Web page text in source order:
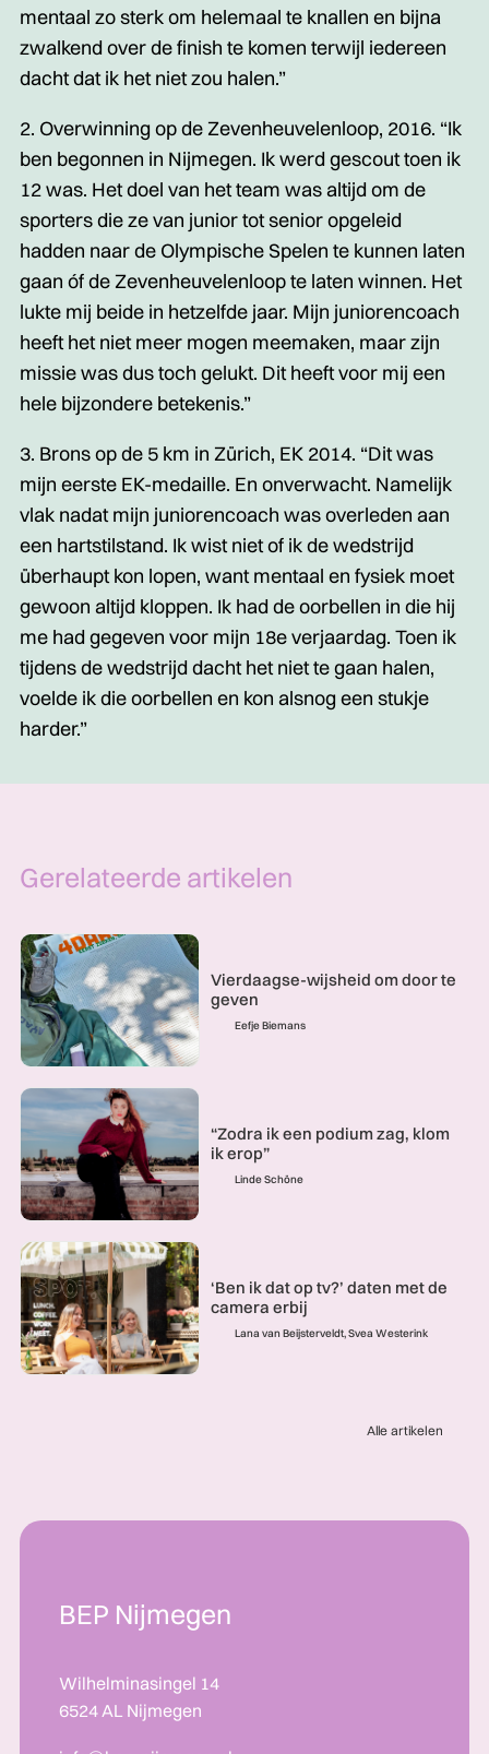
mentaal zo sterk om helemaal te knallen en bijna
zwalkend over de finish te komen terwijl iedereen
dacht dat ik het niet zou halen.”
2. Overwinning op de Zevenheuvelenloop, 2016. “Ik
ben begonnen in Nijmegen. Ik werd gescout toen ik
12 was. Het doel van het team was altijd om de
sporters die ze van junior tot senior opgeleid
hadden naar de Olympische Spelen te kunnen laten
gaan óf de Zevenheuvelenloop te laten winnen. Het
lukte mij beide in hetzelfde jaar. Mijn juniorencoach
heeft het niet meer mogen meemaken, maar zijn
missie was dus toch gelukt. Dit heeft voor mij een
hele bijzondere betekenis.”
3. Brons op de 5 km in Zürich, EK 2014. “Dit was
mijn eerste EK-medaille. En onverwacht. Namelijk
vlak nadat mijn juniorencoach was overleden aan
een hartstilstand. Ik wist niet of ik de wedstrijd
überhaupt kon lopen, want mentaal en fysiek moet
gewoon altijd kloppen. Ik had de oorbellen in die hij
me had gegeven voor mijn 18e verjaardag. Toen ik
tijdens de wedstrijd dacht het niet te gaan halen,
voelde ik die oorbellen en kon alsnog een stukje
harder.”
Gerelateerde artikelen
Vierdaagse-wijsheid om door te
geven
Eefje Biemans
“Zodra ik een podium zag, klom
ik erop”
Linde Schöne
‘Ben ik dat op tv?’ daten met de
camera erbij
Lana van Beijsterveldt, Svea Westerink
Alle artikelen
BEP Nijmegen
Wilhelminasingel 14
6524 AL Nijmegen